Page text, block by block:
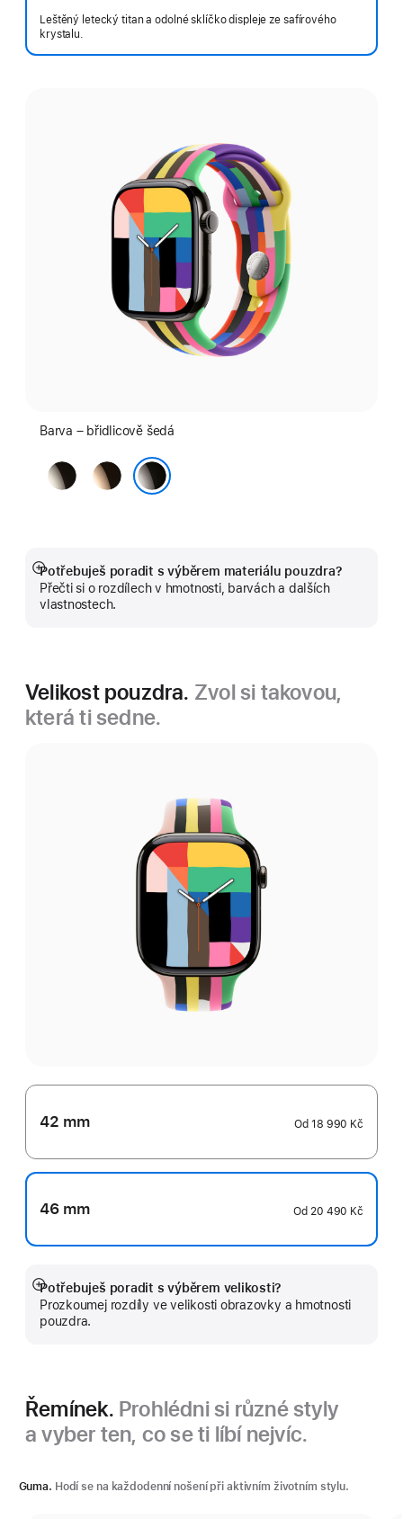
Leštěný letecký titan a odolné sklíčko displeje ze safírového
krystalu.
Barva – břidlicově šedá
přírodnízlatá
Potřebuješ poradit s výběrem materiálu pouzdra?
Přečti si o rozdílech v hmotnosti, barvách a dalších
vlastnostech.
Zobrazit
více
Velikost pouzdra. Zvol si takovou,
která ti sedne.
42 mm Od18 990 Kč
46 mm Od 20 490 Kč
Potřebuješ poradit s výběrem velikosti?
Prozkoumej rozdíly ve velikosti obrazovky a hmotnosti
pouzdra.
Zobrazit
více
Řemínek. Prohlédni si různé styly
a vyber ten, co se ti líbí nejvíc.
Guma. Hodí se na každodenní nošení při aktivním životním stylu.